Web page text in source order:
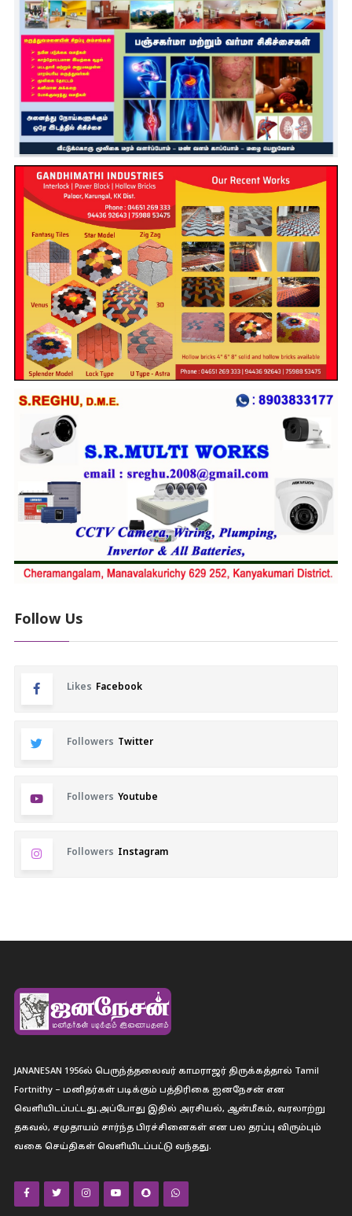
Follow Us
Likes Facebook
Followers Twitter
Followers Youtube
Followers Instagram
JANANESAN 1956ல் பெருந்த்தலைவர் காமராஜர் திருக்கத்தால் Tamil
Fortnithy – மனிதர்கள் படிக்கும் பத்திரிகை ஐனநேசன் என
வெளியிடப்பட்டது.அப்போது இதில் அரசியல், ஆன்மீகம், வரலாற்று
தகவல், சமுதாயம் சார்ந்த பிரச்சினைகள் என பல தரப்பு விரும்பும்
வகை செய்திகள் வெளியிடப்பட்டு வந்தது.